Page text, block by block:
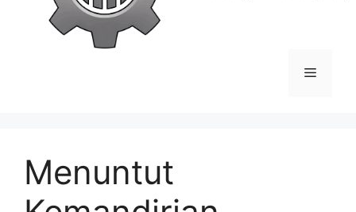
Menu
Menuntut